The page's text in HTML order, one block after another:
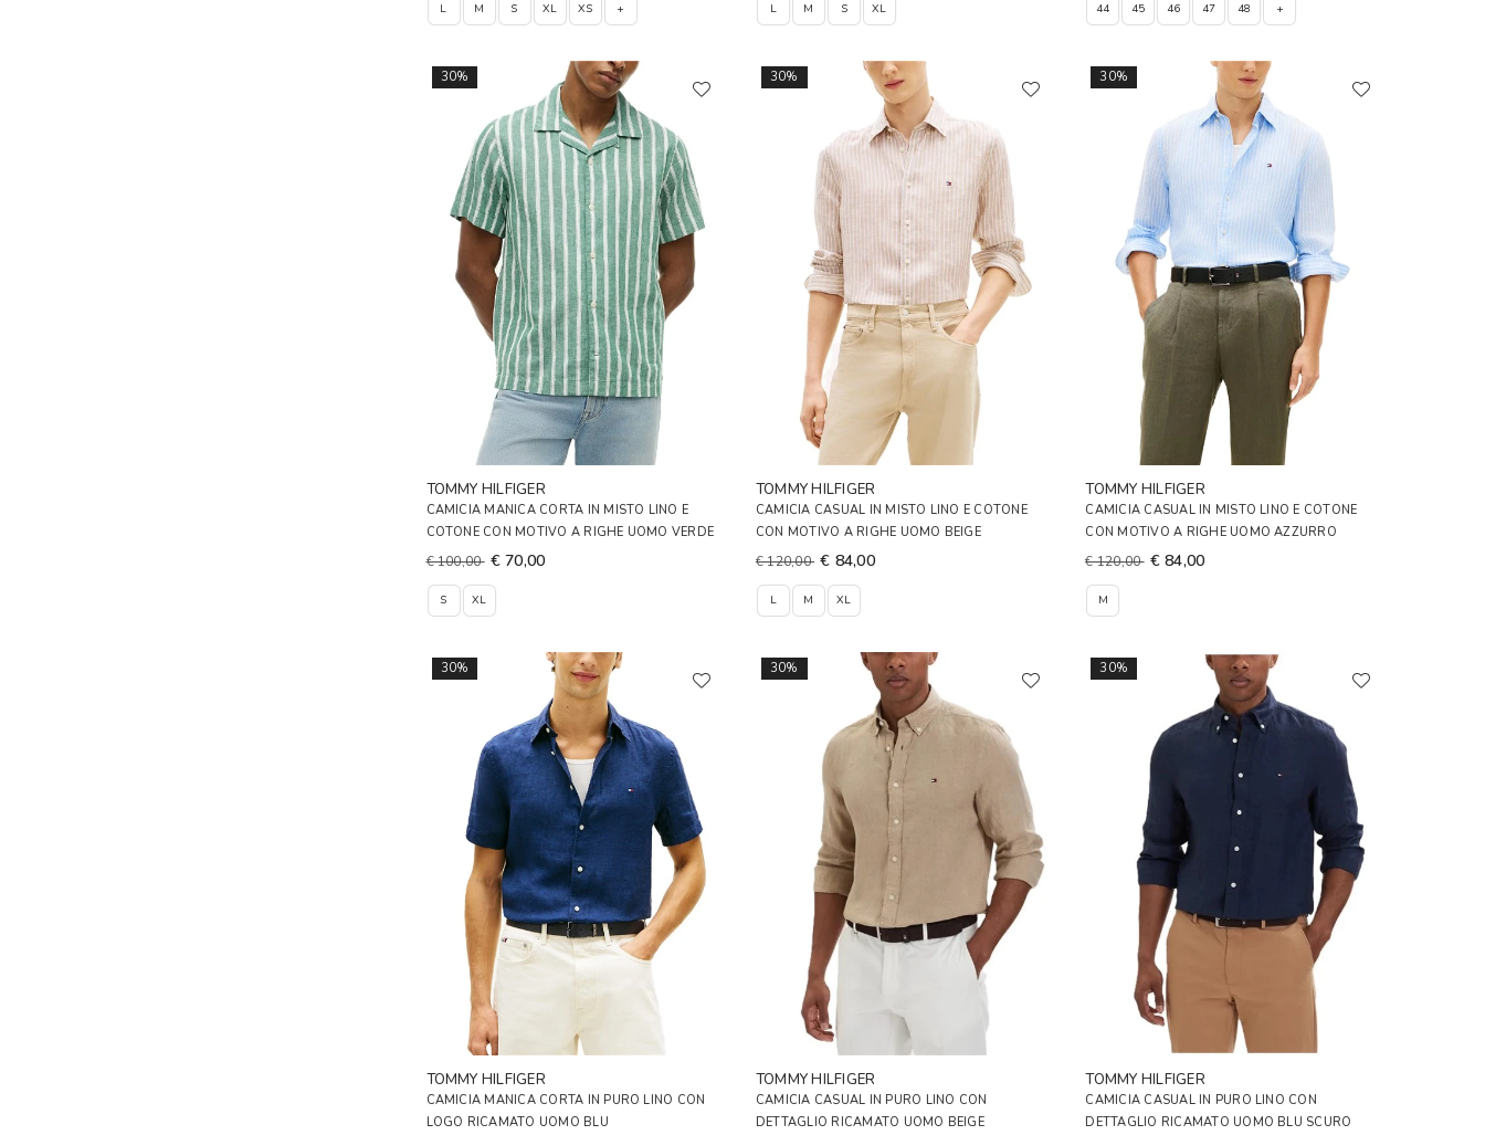
L M S XL XS + L M S XL 44 45 46 47 48 +
30%
TOMMY HILFIGER
CAMICIA MANICA CORTA IN MISTO LINO E
COTONE CON MOTIVO A RIGHE UOMO VERDE
€ 100,00 € 70,00
S XL
30%
TOMMY HILFIGER
CAMICIA CASUAL IN MISTO LINO E COTONE
CON MOTIVO A RIGHE UOMO BEIGE
€ 120,00 € 84,00
L M XL
30%
TOMMY HILFIGER
CAMICIA CASUAL IN MISTO LINO E COTONE
CON MOTIVO A RIGHE UOMO AZZURRO
€ 120,00 € 84,00
M
30%
TOMMY HILFIGER
CAMICIA MANICA CORTA IN PURO LINO CON
LOGO RICAMATO UOMO BLU
30%
TOMMY HILFIGER
CAMICIA CASUAL IN PURO LINO CON
DETTAGLIO RICAMATO UOMO BEIGE
30%
TOMMY HILFIGER
CAMICIA CASUAL IN PURO LINO CON
DETTAGLIO RICAMATO UOMO BLU SCURO